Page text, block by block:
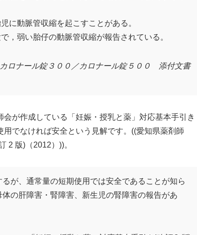
に動脈管収縮を起こすことがある。
，弱い胎仔の動脈管収縮が報告されている。
ロナール錠３００／カロナール錠５００ 添付文書
が作成している「妊娠・授乳と薬」対応基本手引き
でなければ安全という見解です。((愛知県薬剤師
2 版)（2012）))。
が、通常量の短期使用では安全であることが知ら
の肝障害・腎障害、新生児の腎障害の報告があ